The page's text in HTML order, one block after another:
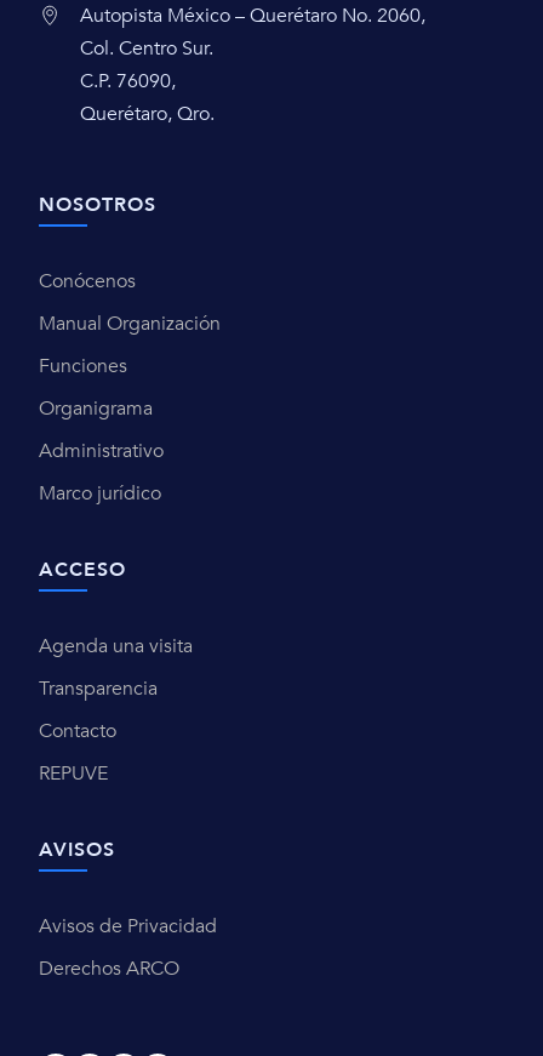
Autopista México – Querétaro No. 2060,
Col. Centro Sur.
C.P. 76090,
Querétaro, Qro.
NOSOTROS
Conócenos
Manual Organización
Funciones
Organigrama
Administrativo
Marco jurídico
ACCESO
Agenda una visita
Transparencia
Contacto
REPUVE
AVISOS
Avisos de Privacidad
Derechos ARCO